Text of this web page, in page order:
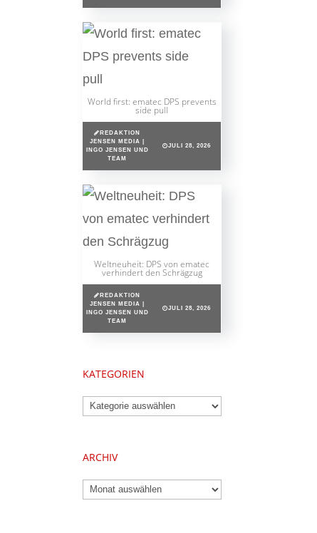
World first: ematec DPS prevents
side pull
REDAKTION
JENSEN MEDIA |
INGO JENSEN UND
TEAM
JULI 28, 2026
Weltneuheit: DPS von ematec
verhindert den Schrägzug
REDAKTION
JENSEN MEDIA |
INGO JENSEN UND
TEAM
JULI 28, 2026
KATEGORIEN
Kategorien
ARCHIV
Archiv